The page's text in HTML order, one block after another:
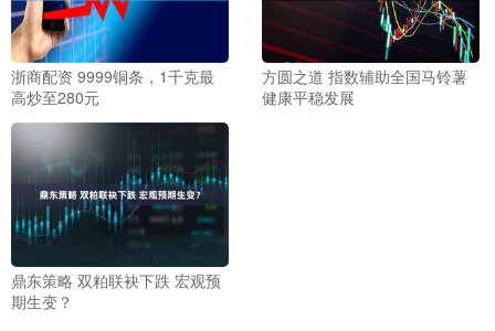
浙商配资 9999铜条，1千克最
高炒至280元
方圆之道 指数辅助全国马铃薯
健康平稳发展
鼎东策略 双粕联袂下跌 宏观预
期生变？